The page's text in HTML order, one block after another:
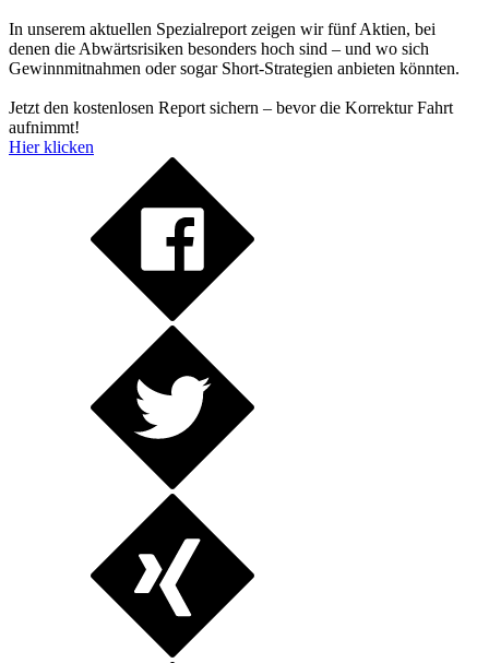
In unserem aktuellen Spezialreport zeigen wir fünf Aktien, bei
denen die Abwärtsrisiken besonders hoch sind – und wo sich
Gewinnmitnahmen oder sogar Short-Strategien anbieten könnten.
Jetzt den kostenlosen Report sichern – bevor die Korrektur Fahrt
aufnimmt!
Hier klicken